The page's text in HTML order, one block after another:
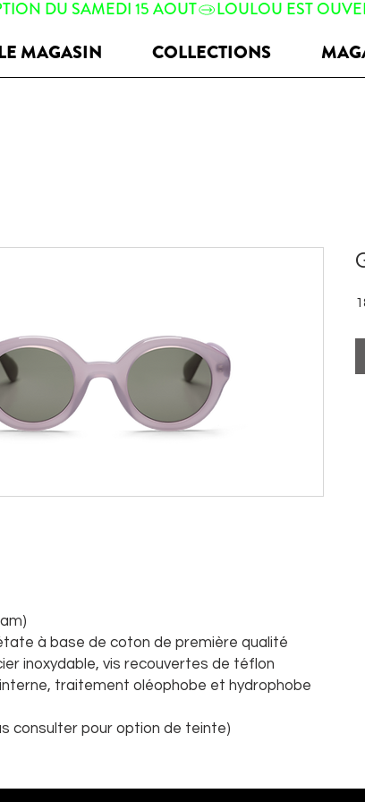
MAGASIN COLLECTIONS
DU SAMEDI 15 AOUT
à base de coton de première qualité
inoxydable, vis recouvertes de téflon
traitement oléophobe et hydrophobe
consulter pour option de teinte)